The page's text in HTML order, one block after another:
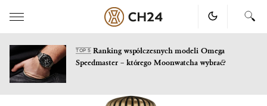
TOP 5Ranking współczesnych modeli Omega
Speedmaster – którego Moonwatcha wybrać?